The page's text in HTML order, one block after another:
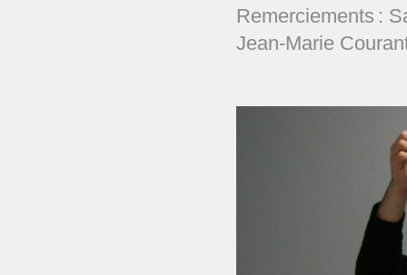
Remerciements :
Jean-Marie